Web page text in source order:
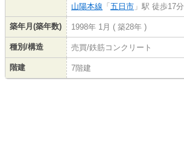
山陽本線 「五日市 」駅 徒歩17分
築年月(築年数) 1998年 1月 ( 築28年 )
種別/構造 売買/鉄筋コンクリート
階建 7階建